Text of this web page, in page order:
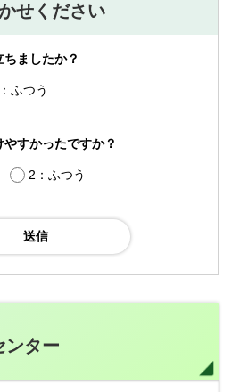
せください
ましたか？
ふつう
すかったですか？
2：ふつう
ンター